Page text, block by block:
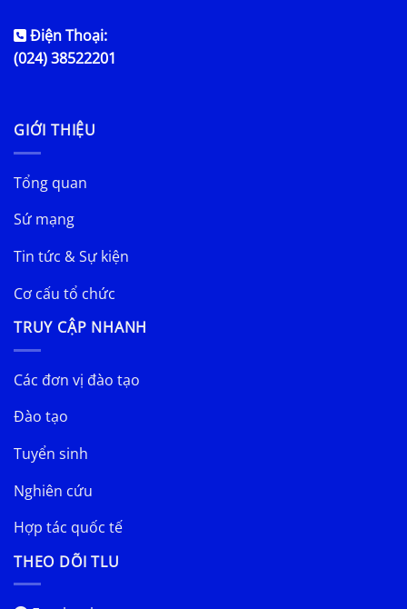
Điện Thoại:
(024) 38522201
GIỚI THIỆU
Tổng quan
Sứ mạng
Tin tức & Sự kiện
Cơ cấu tổ chức
TRUY CẬP NHANH
Các đơn vị đào tạo
Đào tạo
Tuyển sinh
Nghiên cứu
Hợp tác quốc tế
THEO DÕI TLU